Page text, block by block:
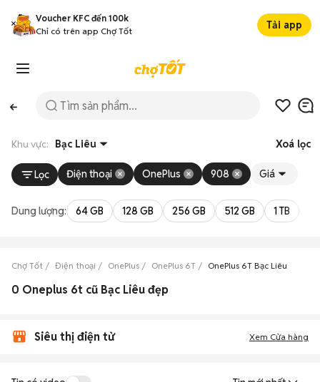
Voucher KFC đến 100k
Chỉ có trên app Chợ Tốt
Tải app
Khu vực: Bạc Liêu Xoá lọc
Lọc Điện thoại OnePlus 908 Giá
Dung lượng: 64 GB 128 GB 256 GB 512 GB 1 TB
Chợ Tốt Điện thoại OnePlus OnePlus 6T OnePlus 6T Bạc Liêu
0 Oneplus 6t cũ Bạc Liêu đẹp
Siêu thị điện tử Xem Cửa hàng